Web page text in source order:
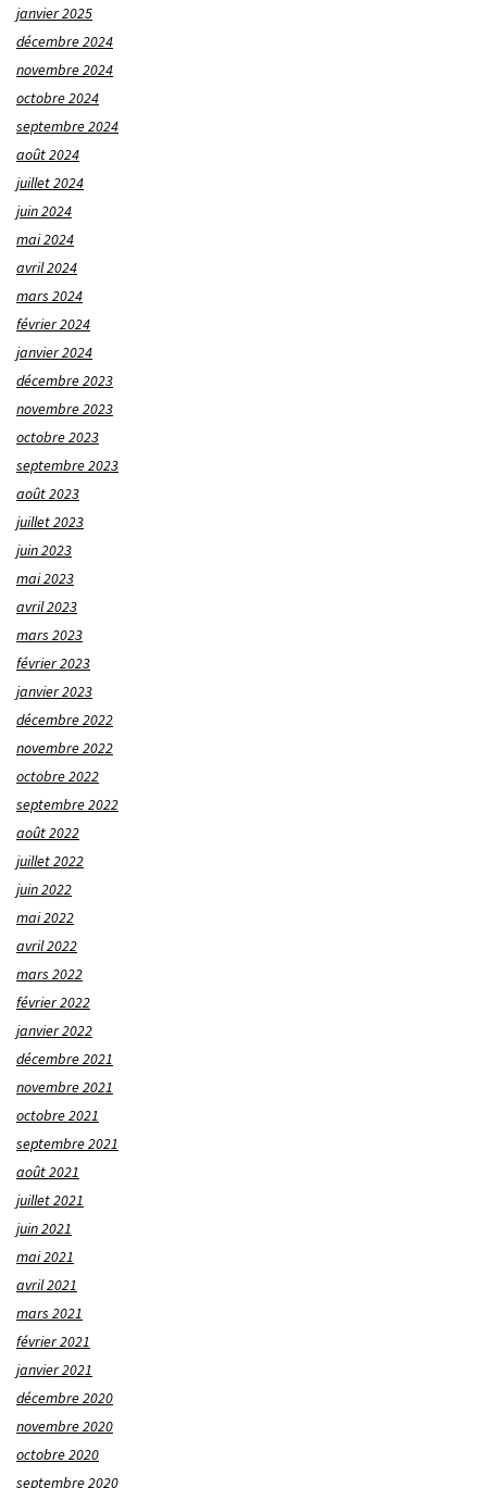
janvier 2025
décembre 2024
novembre 2024
octobre 2024
septembre 2024
août 2024
juillet 2024
juin 2024
mai 2024
avril 2024
mars 2024
février 2024
janvier 2024
décembre 2023
novembre 2023
octobre 2023
septembre 2023
août 2023
juillet 2023
juin 2023
mai 2023
avril 2023
mars 2023
février 2023
janvier 2023
décembre 2022
novembre 2022
octobre 2022
septembre 2022
août 2022
juillet 2022
juin 2022
mai 2022
avril 2022
mars 2022
février 2022
janvier 2022
décembre 2021
novembre 2021
octobre 2021
septembre 2021
août 2021
juillet 2021
juin 2021
mai 2021
avril 2021
mars 2021
février 2021
janvier 2021
décembre 2020
novembre 2020
octobre 2020
septembre 2020